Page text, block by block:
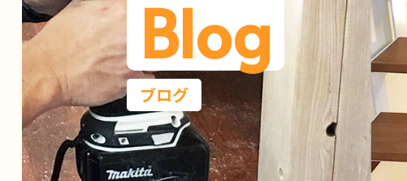
Blog
ブログ